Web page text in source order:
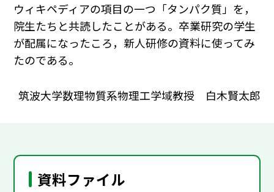
ウィキペディアの項目の一つ「タンパク質」を，
院生たちと共読したことがある。卒業研究の学生
が配属になったころ，新人研修の資料に使ってみ
たのである。
筑波大学数理物質系物理工学域教授 白木賢太郎
資料ファイル